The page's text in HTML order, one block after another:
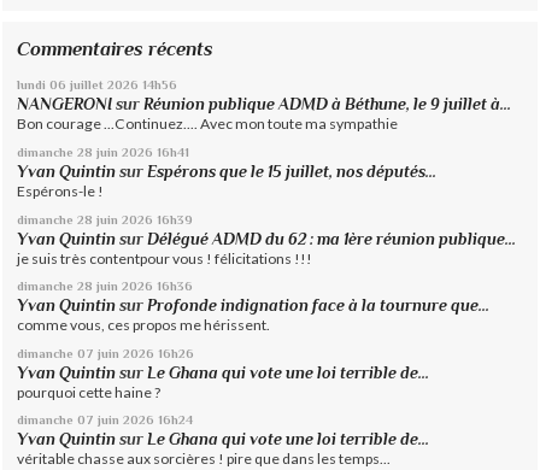
Commentaires récents
lundi 06 juillet 2026 14h56
NANGERONI surRéunion publique ADMD à Béthune, le 9 juillet à...
Bon courage ...Continuez.... Avec mon toute ma sympathie
dimanche 28 juin 2026 16h41
Yvan Quintin surEspérons que le 15 juillet, nos députés...
Espérons-le !
dimanche 28 juin 2026 16h39
Yvan Quintin surDélégué ADMD du 62 : ma 1ère réunion publique...
je suis très contentpour vous ! félicitations !!!
dimanche 28 juin 2026 16h36
Yvan Quintin surProfonde indignation face à la tournure que...
comme vous, ces propos me hérissent.
dimanche 07 juin 2026 16h26
Yvan Quintin sur Le Ghana qui vote une loi terrible de...
pourquoi cette haine ?
dimanche 07 juin 2026 16h24
Yvan Quintin surLe Ghana qui vote une loi terrible de...
véritable chasse aux sorcières ! pire que dans les temps...